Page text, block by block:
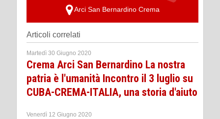
Arci San Bernardino Crema
Articoli correlati
Martedì 30 Giugno 2020
Crema Arci San Bernardino La nostra
patria è l'umanità Incontro il 3 luglio su
CUBA-CREMA-ITALIA, una storia d'aiuto
Venerdì 12 Giugno 2020